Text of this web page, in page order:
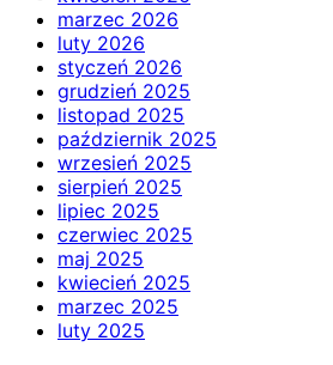
marzec 2026
luty 2026
styczeń 2026
grudzień 2025
listopad 2025
październik 2025
wrzesień 2025
sierpień 2025
lipiec 2025
czerwiec 2025
maj 2025
kwiecień 2025
marzec 2025
luty 2025